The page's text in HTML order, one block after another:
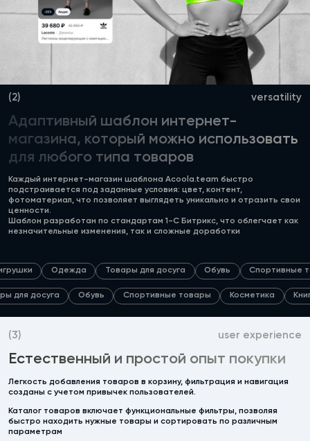
(2) versatility
Адаптивный шаблон интернет-
магазина, который можно использовать
для любого типа товаров
Каждый интернет-магазин шаблона Acoola.team быстро
подстраивается под заданные условия: цвет, контент,
фотоматериал, что позволяет выглядеть уникально и отразить свои
ценности.
Шаблон разработан по стандартам 1-С Битрикс, что облегчает как
незначительные изменения, так и сложные доработки
Одежда Товары для досуга Обувь Спортивные
для досуга Обувь Спортивные товары Косметика
(3) user experience
Естественный и простой опыт покупки
Легкость добавления товаров в корзину, фильтрация и навигация
созданы с учетом привычек пользователей.
Каталог товаров включает функциональные фильтры, позволяя
быстро находить нужные товары и сортировать по различным
параметрам